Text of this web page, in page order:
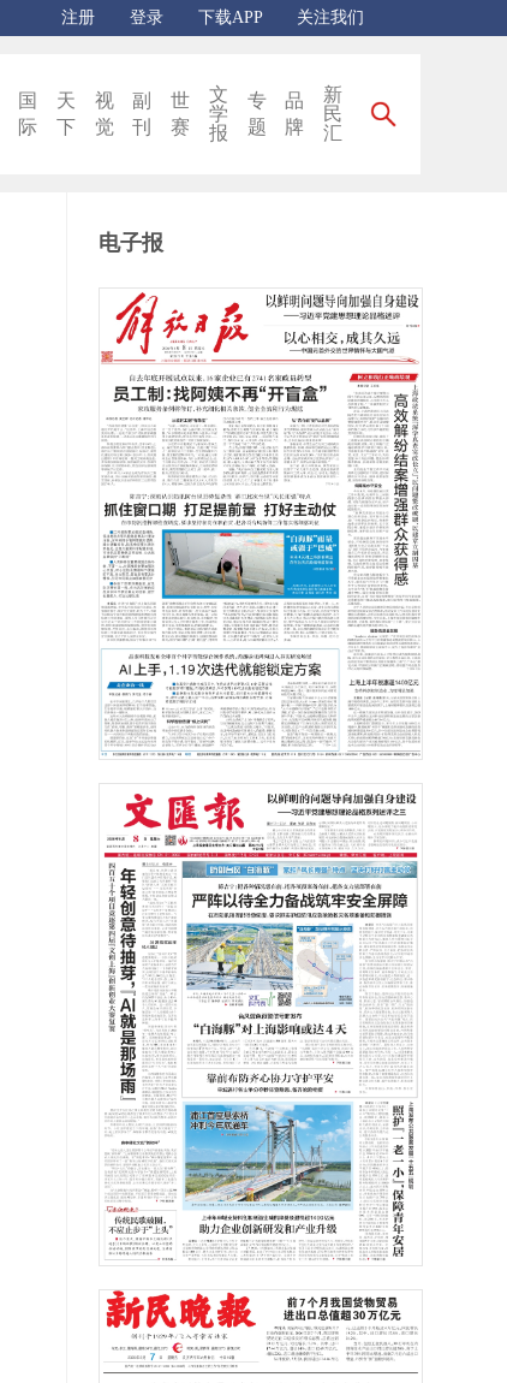
注册 登录 下载APP 关注我们
国
际
天
下
视
觉
副
刊
世
赛
文
学
报
专
题
品
牌
新
民
汇
电子报